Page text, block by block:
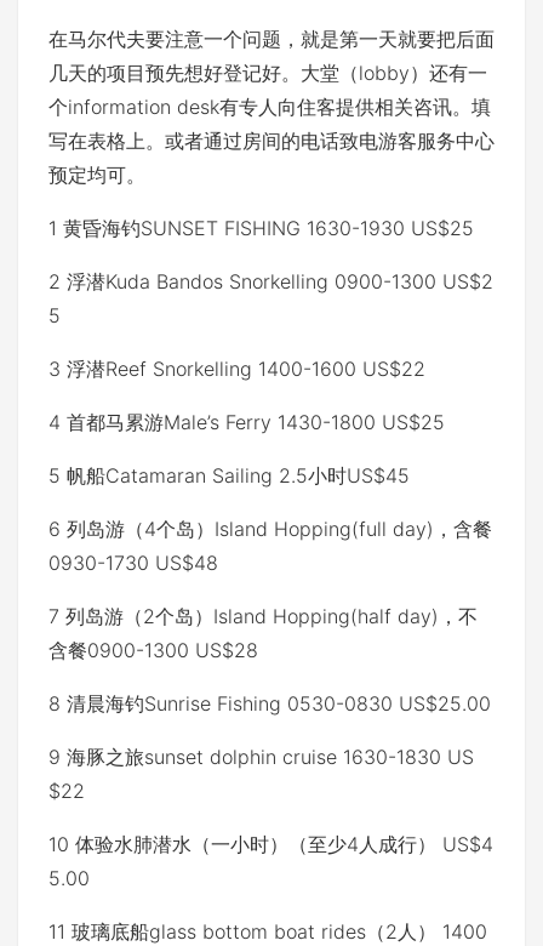
在马尔代夫要注意一个问题，就是第一天就要把后面
几天的项目预先想好登记好。大堂（lobby）还有一
个information desk有专人向住客提供相关咨讯。填
写在表格上。或者通过房间的电话致电游客服务中心
预定均可。
1 黄昏海钓SUNSET FISHING 1630-1930 US$25
2 浮潜Kuda Bandos Snorkelling 0900-1300 US$2
5
3 浮潜Reef Snorkelling 1400-1600 US$22
4 首都马累游Male’s Ferry 1430-1800 US$25
5 帆船Catamaran Sailing 2.5小时US$45
6 列岛游（4个岛）Island Hopping(full day)，含餐
0930-1730 US$48
7 列岛游（2个岛）Island Hopping(half day)，不
含餐0900-1300 US$28
8 清晨海钓Sunrise Fishing 0530-0830 US$25.00
9 海豚之旅sunset dolphin cruise 1630-1830 US
$22
10 体验水肺潜水（一小时）（至少4人成行） US$4
5.00
11 玻璃底船glass bottom boat rides（2人） 1400